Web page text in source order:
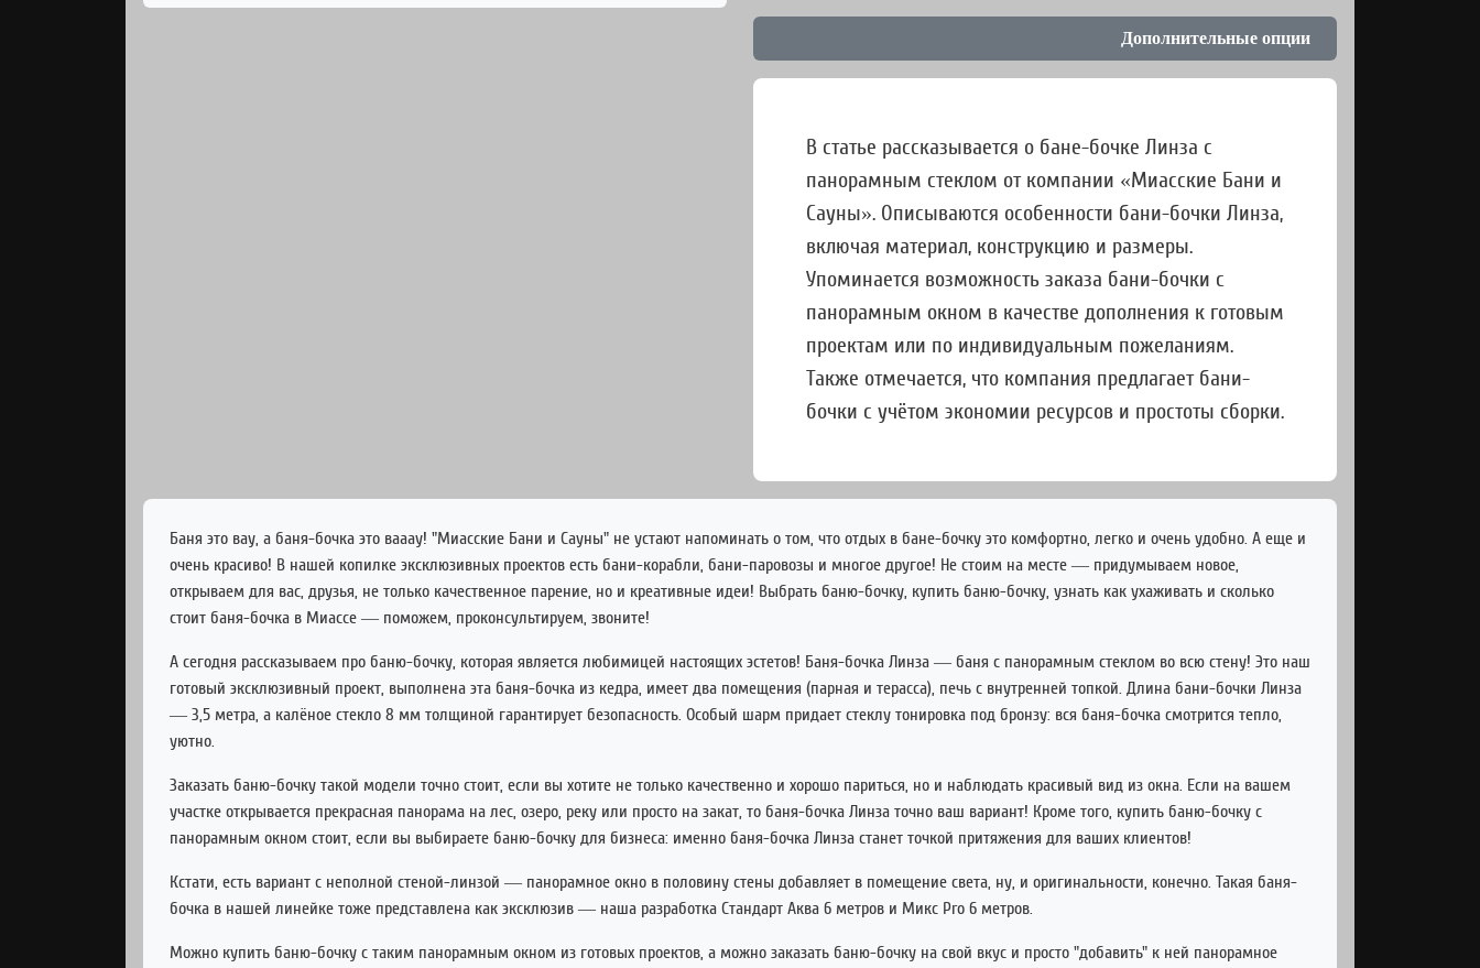
Дополнительные опции
В статье рассказывается о бане-бочке Линза с
панорамным стеклом от компании «Миасские Бани и
Сауны». Описываются особенности бани-бочки Линза,
включая материал, конструкцию и размеры.
Упоминается возможность заказа бани-бочки с
панорамным окном в качестве дополнения к готовым
проектам или по индивидуальным пожеланиям.
Также отмечается, что компания предлагает бани-
бочки с учётом экономии ресурсов и простоты сборки.
Баня это вау, а баня-бочка это вааау! "Миасские Бани и Сауны" не устают напоминать о том, что отдых в бане-бочку это комфортно, легко и очень удобно. А еще и
очень красиво! В нашей копилке эксклюзивных проектов есть бани-корабли, бани-паровозы и многое другое! Не стоим на месте — придумываем новое,
открываем для вас, друзья, не только качественное парение, но и креативные идеи! Выбрать баню-бочку, купить баню-бочку, узнать как ухаживать и сколько
стоит баня-бочка в Миассе — поможем, проконсультируем, звоните!
А сегодня рассказываем про баню-бочку, которая является любимицей настоящих эстетов! Баня-бочка Линза — баня с панорамным стеклом во всю стену! Это наш
готовый эксклюзивный проект, выполнена эта баня-бочка из кедра, имеет два помещения (парная и терасса), печь с внутренней топкой. Длина бани-бочки Линза
— 3,5 метра, а калёное стекло 8 мм толщиной гарантирует безопасность. Особый шарм придает стеклу тонировка под бронзу: вся баня-бочка смотрится тепло,
уютно.
Заказать баню-бочку такой модели точно стоит, если вы хотите не только качественно и хорошо париться, но и наблюдать красивый вид из окна. Если на вашем
участке открывается прекрасная панорама на лес, озеро, реку или просто на закат, то баня-бочка Линза точно ваш вариант! Кроме того, купить баню-бочку с
панорамным окном стоит, если вы выбираете баню-бочку для бизнеса: именно баня-бочка Линза станет точкой притяжения для ваших клиентов!
Кстати, есть вариант с неполной стеной-линзой — панорамное окно в половину стены добавляет в помещение света, ну, и оригинальности, конечно. Такая баня-
бочка в нашей линейке тоже представлена как эксклюзив — наша разработка Стандарт Аква 6 метров и Микс Pro 6 метров.
Можно купить баню-бочку с таким панорамным окном из готовых проектов, а можно заказать баню-бочку на свой вкус и просто "добавить" к ней панорамное